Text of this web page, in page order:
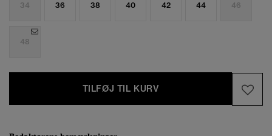
34 36 38 40 42 44 46
48
TILFØJ TIL KURV